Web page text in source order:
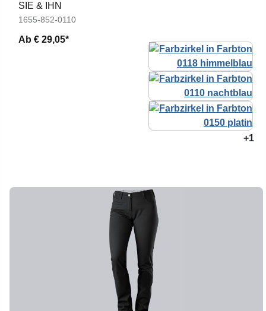
SIE & IHN
1655-852-0110
Ab € 29,05*
+1